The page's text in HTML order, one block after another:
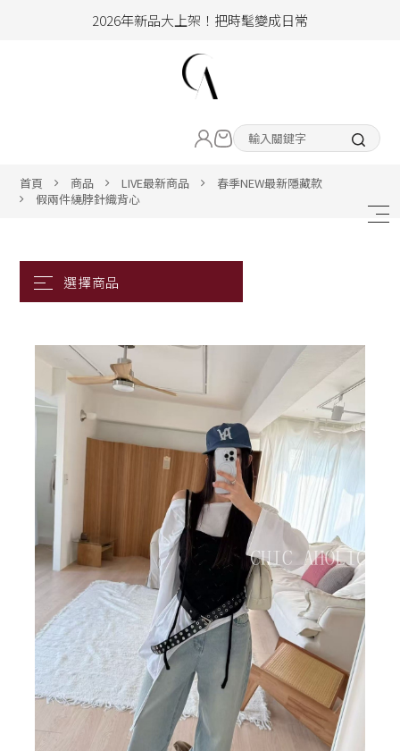
2026年新品大上架！把時髦變成日常
hello !! Happy to 2026
2026年新品大上架！把時髦變成日常
ALL ITEM
ACC&SHOE
BIG SALE
CA made
首頁 商品 LIVE最新商品
春季NEW最新隱藏款
假兩件繞脖針織背心